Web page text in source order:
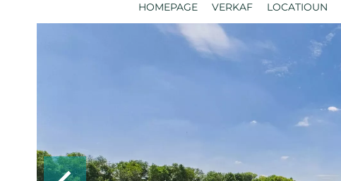
HOMEPAGE VERKAF LOCATIOUN